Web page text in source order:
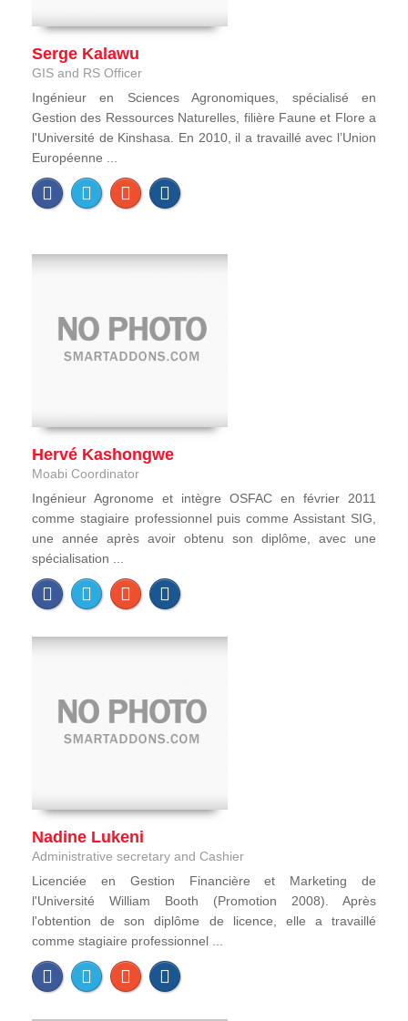
Serge Kalawu
GIS and RS Officer
Ingénieur en Sciences Agronomiques, spécialisé en
Gestion des Ressources Naturelles, filière Faune et Flore a
l'Université de Kinshasa. En 2010, il a travaillé avec l’Union
Européenne ...
Hervé Kashongwe
Moabi Coordinator
Ingénieur Agronome et intègre OSFAC en février 2011
comme stagiaire professionnel puis comme Assistant SIG,
une année après avoir obtenu son diplôme, avec une
spécialisation ...
Nadine Lukeni
Administrative secretary and Cashier
Licenciée en Gestion Financière et Marketing de
l'Université William Booth (Promotion 2008). Après
l'obtention de son diplôme de licence, elle a travaillé
comme stagiaire professionnel ...